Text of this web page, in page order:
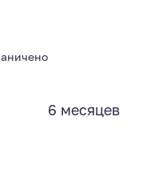
6 месяцев